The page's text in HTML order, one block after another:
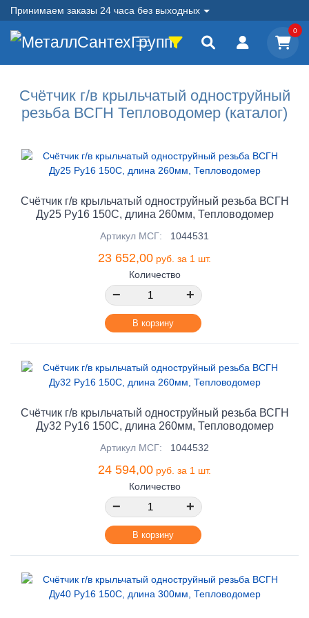
Принимаем заказы 24 часа без выходных
0
Счётчик г/в крыльчатый одноструйный
резьба ВСГН Тепловодомер (каталог)
Счётчик г/в крыльчатый одноструйный резьба ВСГН
Ду25 Ру16 150С, длина 260мм, Тепловодомер
Артикул МСГ: 1044531
23 652,00 руб. за 1 шт.
Количество
− +
В корзину
Счётчик г/в крыльчатый одноструйный резьба ВСГН
Ду32 Ру16 150С, длина 260мм, Тепловодомер
Артикул МСГ: 1044532
24 594,00 руб. за 1 шт.
Количество
− +
В корзину